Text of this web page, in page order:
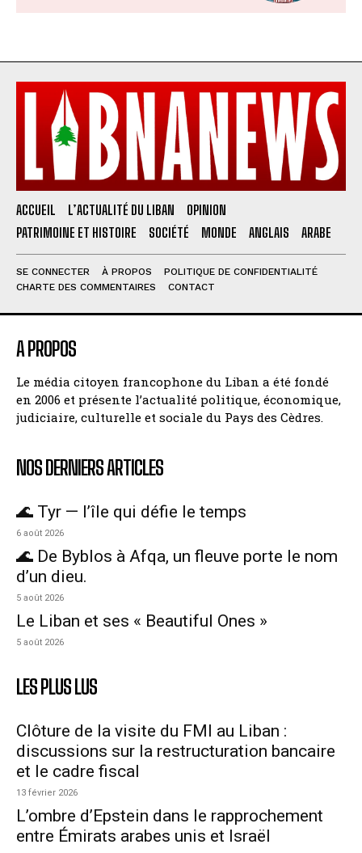
ACCUEIL L’ACTUALITÉ DU LIBAN
OPINION
PATRIMOINE ET HISTOIRE
SOCIÉTÉ MONDE ANGLAIS ARABE
SE CONNECTER À PROPOS
POLITIQUE DE CONFIDENTIALITÉ
CHARTE DES COMMENTAIRES
CONTACT
A PROPOS
Le média citoyen francophone du Liban a été fondé
en 2006 et présente l’actualité politique, économique,
judiciaire, culturelle et sociale du Pays des Cèdres.
NOS DERNIERS ARTICLES
🌊 Tyr — l’île qui défie le temps
6 août 2026
🌊 De Byblos à Afqa, un fleuve porte le nom
d’un dieu.
5 août 2026
Le Liban et ses « Beautiful Ones »
5 août 2026
LES PLUS LUS
Clôture de la visite du FMI au Liban :
discussions sur la restructuration bancaire
et le cadre fiscal
13 février 2026
L’ombre d’Epstein dans le rapprochement
entre Émirats arabes unis et Israël